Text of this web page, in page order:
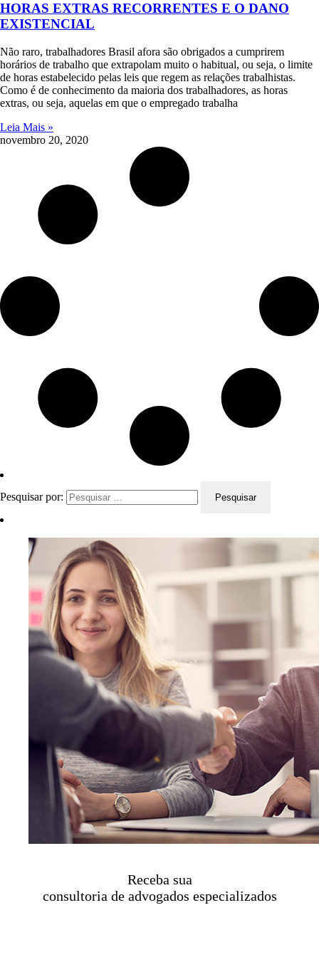
HORAS EXTRAS RECORRENTES E O DANO
EXISTENCIAL
Não raro, trabalhadores Brasil afora são obrigados a cumprirem
horários de trabalho que extrapolam muito o habitual, ou seja, o limite
de horas estabelecido pelas leis que regem as relações trabalhistas.
Como é de conhecimento da maioria dos trabalhadores, as horas
extras, ou seja, aquelas em que o empregado trabalha
Leia Mais »
novembro 20, 2020
Pesquisar por:
Receba sua
consultoria de advogados especializados